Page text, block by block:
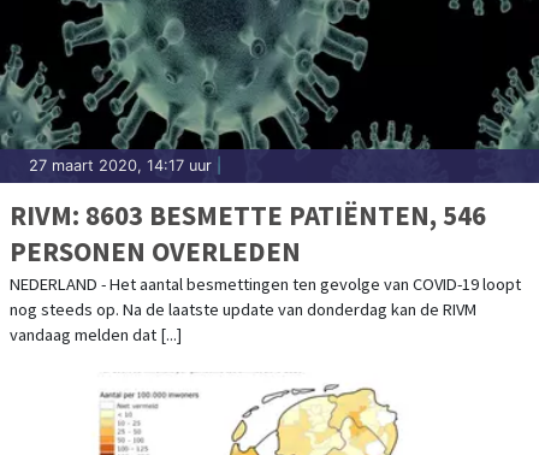
27 maart 2020, 14:17 uur
RIVM: 8603 BESMETTE PATIËNTEN, 546
PERSONEN OVERLEDEN
NEDERLAND - Het aantal besmettingen ten gevolge van COVID-19 loopt
nog steeds op. Na de laatste update van donderdag kan de RIVM
vandaag melden dat [...]